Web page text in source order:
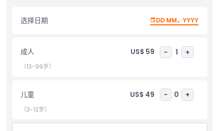
是一种无压力、可定制且信息丰富的方式，在一到两天内探索华盛顿
特区景点。立即预订您的华盛顿特区自由上下车巴士票，享受灵活、
亮点
包含项
儿童成人政策
选择日期 DD MM，YYYY
成人 US$ 59 - 1 +
（13-99岁）
儿童 US$ 49 - 0 +
（3-12岁）